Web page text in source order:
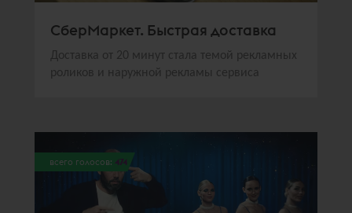
СберМаркет. Быстрая доставка
Доставка от 20 минут стала темой рекламных
роликов и наружной рекламы сервиса
всего голосов: 474